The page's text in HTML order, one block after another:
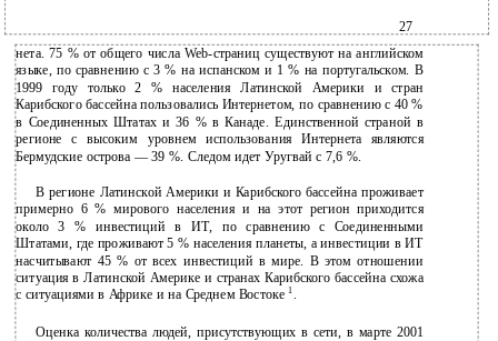
27
нета. 75 % от общего числа Web-страниц существуют на английском
языке, по сравнению с 3 % на испанском и 1 % на португальском. В
1999 году только 2 % населения Латинской Америки и стран
Карибского бассейна пользовались Интернетом, по сравнению с 40 %
в Соединенных Штатах и 36 % в Канаде. Единственной страной в
регионе с высоким уровнем использования Интернета являются
Бермудские острова — 39 %. Следом идет Уругвай с 7,6 %.
В регионе Латинской Америки и Карибского бассейна проживает
примерно 6 % мирового населения и на этот регион приходится
около 3 % инвестиций в ИТ, по сравнению с Соединенными
Штатами, где проживают 5 % населения планеты, а инвестиции в ИТ
насчитывают 45 % от всех инвестиций в мире. В этом отношении
ситуация в Латинской Америке и странах Карибского бассейна схожа
с ситуациями в Африке и на Среднем Востоке1 .
Оценка количества людей, присутствующих в сети, в марте 2001